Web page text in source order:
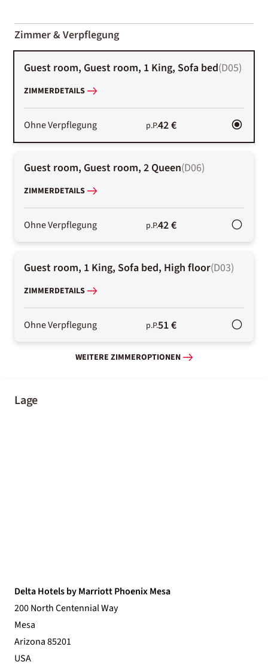
01-02
Zimmer & Verpflegung
Guest room, Guest room, 1 King, Sofa bed(D05)
ZIMMERDETAILS
Ohne Verpflegung p.P.42 €
Guest room, Guest room, 2 Queen(D06)
ZIMMERDETAILS
Ohne Verpflegung p.P.42 €
Guest room, 1 King, Sofa bed, High floor(D03)
ZIMMERDETAILS
Ohne Verpflegung p.P.51 €
WEITERE ZIMMEROPTIONEN
Lage
Delta Hotels by Marriott Phoenix Mesa
200 North Centennial Way
Mesa
Arizona 85201
USA